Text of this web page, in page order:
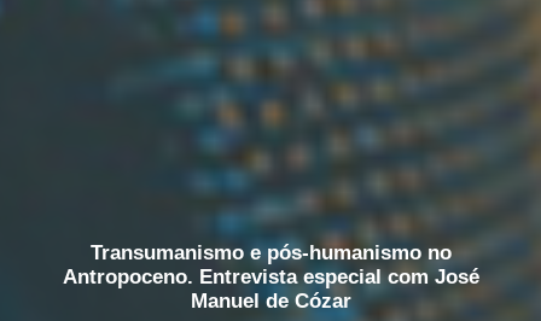
Transumanismo e pós-humanismo no
Antropoceno. Entrevista especial com José
Manuel de Cózar